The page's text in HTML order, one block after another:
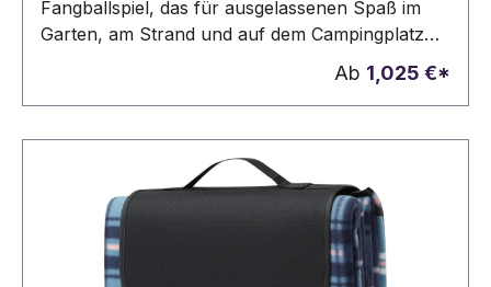
Fangballspiel, das für ausgelassenen Spaß im
Garten, am Strand und auf dem Campingplatz
sorgt. Der leuchtende Ball blinkt beim Werfen
blau und rot, was für einen auffälligen Effekt
sorgt – so ist Spielspaß auch nach Einbruch der
Dunkelheit garantiert. Ideal für Freizeit- und
Urlaubsaktivitäten im Freien bietet das Flicka ein
fesselndes, einfach zu spielendes Spiel mit
starker visueller Wirkung.
Ab 1,025 €*